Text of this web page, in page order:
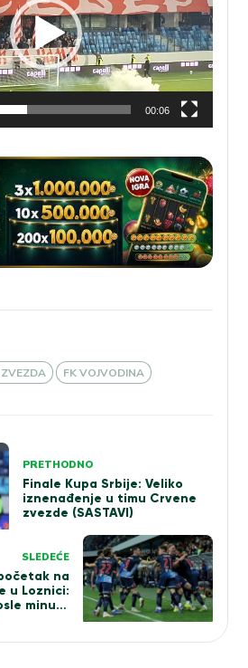
00:06
ZVEZDA FK VOJVODINA
PRETHODNO
Finale Kupa Srbije: Veliko
iznenađenje u timu Crvene
zvezde (SASTAVI)
SLEDEĆE
na
u Loznici:
minut i